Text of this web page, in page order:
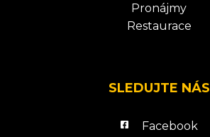
Pronájmy
Restaurace
SLEDUJTE NÁS
Facebook